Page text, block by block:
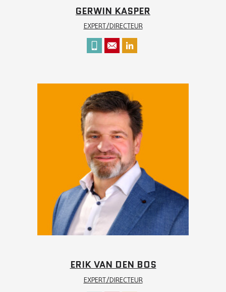
GERWIN KASPER
EXPERT/DIRECTEUR
ERIK VAN DEN BOS
EXPERT/DIRECTEUR